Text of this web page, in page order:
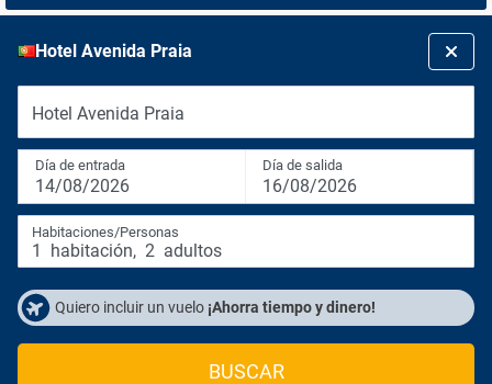
Hotel Avenida Praia
Hotel Avenida Praia
Día de entrada
14/08/2026
Día de salida
16/08/2026
Habitaciones/Personas
1 habitación, 2 adultos
Quiero incluir un vuelo ¡Ahorra tiempo y dinero!
BUSCAR